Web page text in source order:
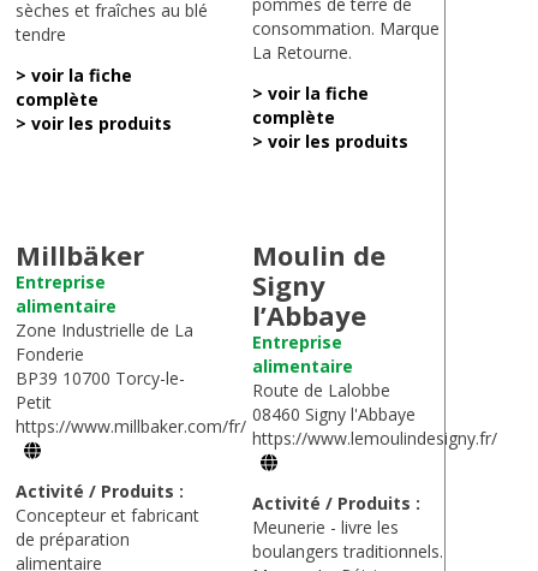
sèches et fraîches au blé
tendre
> voir la fiche
complète
> voir les produits
consommation. Marque
La Retourne.
> voir la fiche
complète
> voir les produits
Millbäker
Entreprise
alimentaire
Zone Industrielle de La
Fonderie
BP39 10700 Torcy-le-
Petit
https://www.millbaker.com/fr/
Activité / Produits :
Concepteur et fabricant
de préparation
alimentaire
Moulin de
Signy
l’Abbaye
Entreprise
alimentaire
Route de Lalobbe
08460 Signy l'Abbaye
https://www.lemoulindesigny.fr/
Activité / Produits :
Meunerie - livre les
boulangers traditionnels.